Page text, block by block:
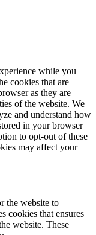
while you
cookies that are
as they are
of the website. We
and understand how
in your browser
to opt-out of these
may affect your
the website to
cookies that ensures
website. These